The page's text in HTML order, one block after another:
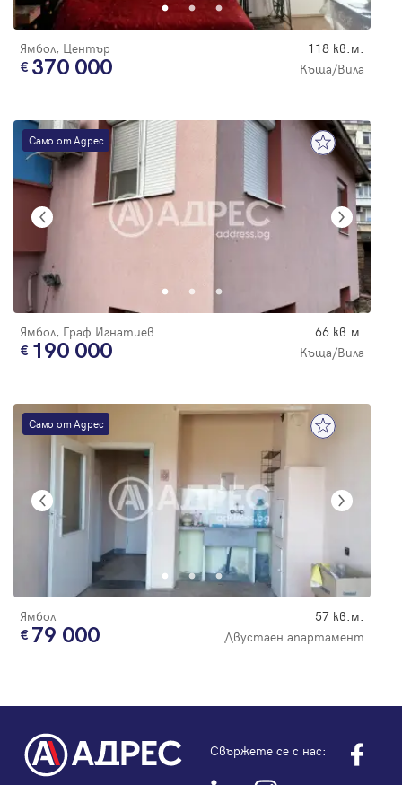
Ямбол, Център 118 кв.м.
370 000 Къща/Вила
Само от Адрес
Ямбол, Граф Игнатиев 66 кв.м.
190 000 Къща/Вила
Само от Адрес
Ямбол 57 кв.м.
79 000 Двустаен апартамент
Свържете се с нас: